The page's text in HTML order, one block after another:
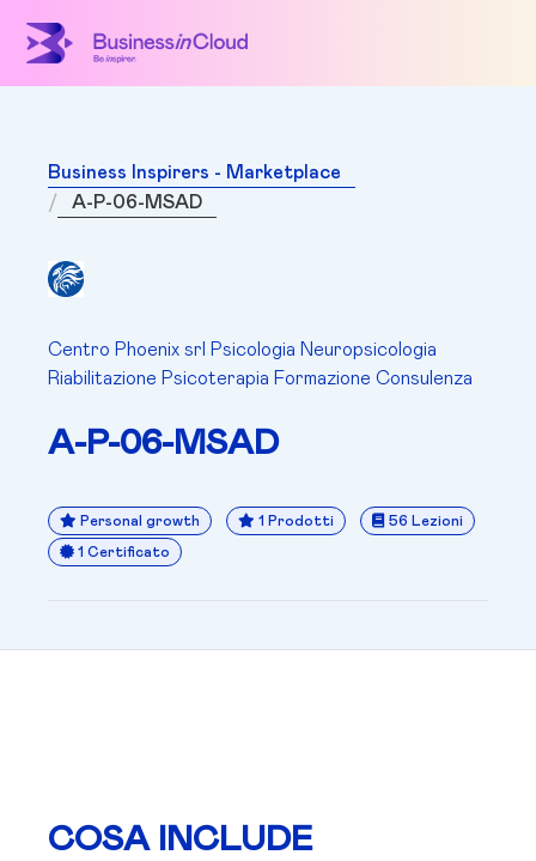
Business Inspirers - Marketplace
A-P-06-MSAD
Centro Phoenix srl Psicologia Neuropsicologia
Riabilitazione Psicoterapia Formazione Consulenza
A-P-06-MSAD
Personal growth 1 Prodotti 56 Lezioni
1 Certificato
COSA INCLUDE